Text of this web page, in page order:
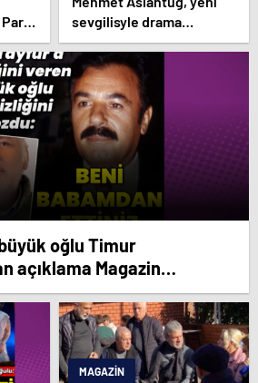
sevgilisyle drama
çalışmalarında tanıştı –
Magazin haberleri
oğlu Timur
açıklama Magazin
MAGAZIN